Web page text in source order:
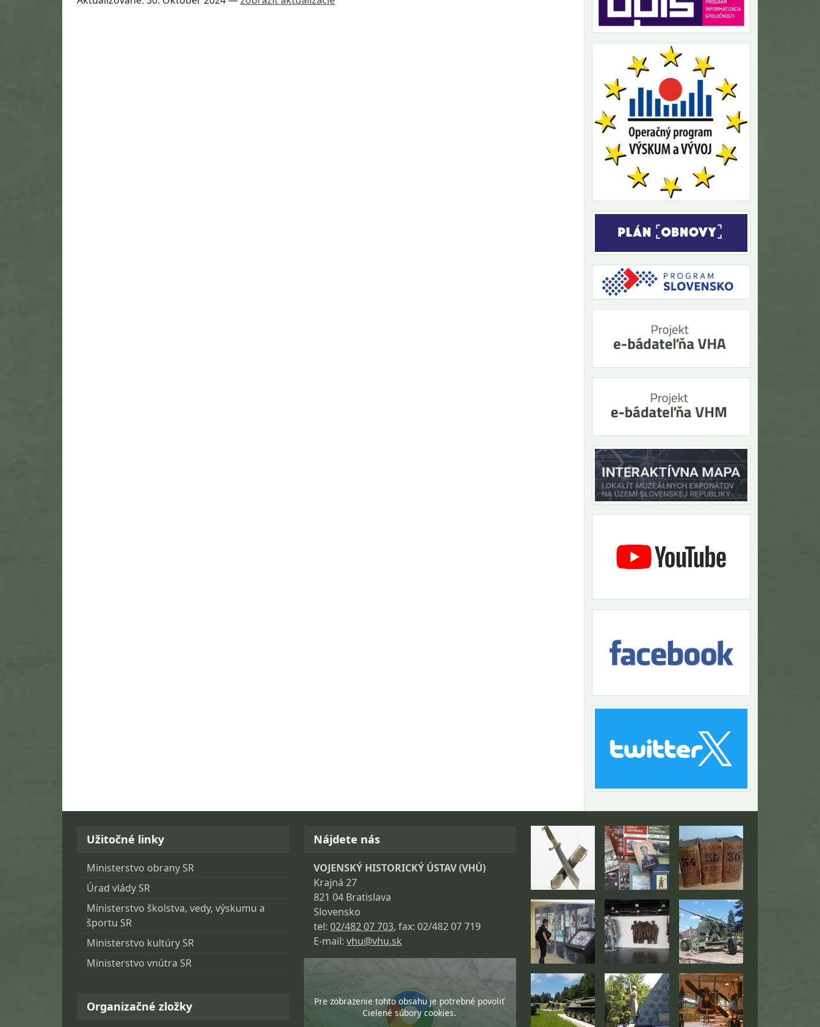
Návrat na začiatok stránky
Užitočné linky
Ministerstvo obrany SR
Úrad vlády SR
Ministerstvo školstva, vedy, výskumu a
športu SR
Ministerstvo kultúry SR
Ministerstvo vnútra SR
Organizačné zložky
Nájdete nás
VOJENSKÝ HISTORICKÝ ÚSTAV (VHÚ)
Krajná 27
821 04 Bratislava
Slovensko
tel: 02/482 07 703, fax: 02/482 07 719
E-mail: vhu@vhu.sk
Pre zobrazenie tohto obsahu je potrebné povoliť
Cielené súbory cookies.
Fotogaléria